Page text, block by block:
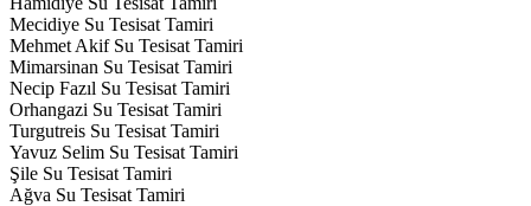
Mecidiye Su Tesisat Tamiri
Mehmet Akif Su Tesisat Tamiri
Mimarsinan Su Tesisat Tamiri
Necip Fazıl Su Tesisat Tamiri
Orhangazi Su Tesisat Tamiri
Turgutreis Su Tesisat Tamiri
Yavuz Selim Su Tesisat Tamiri
Şile Su Tesisat Tamiri
Ağva Su Tesisat Tamiri